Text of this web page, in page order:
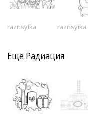
razrisyika razrisyika
Еще Радиация